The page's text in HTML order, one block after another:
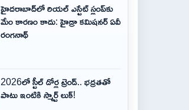
హైదరాబాద్‌లో రియల్ ఎస్టేట్ స్లంప్‌కు
మేం కారణం కాదు: హైడ్రా కమిషనర్ ఏవీ
రంగనాథ్
2026లో స్టీల్ డోర్ల ట్రెండ్.. భద్రతతో
పాటు ఇంటికి స్మార్ట్ లుక్!